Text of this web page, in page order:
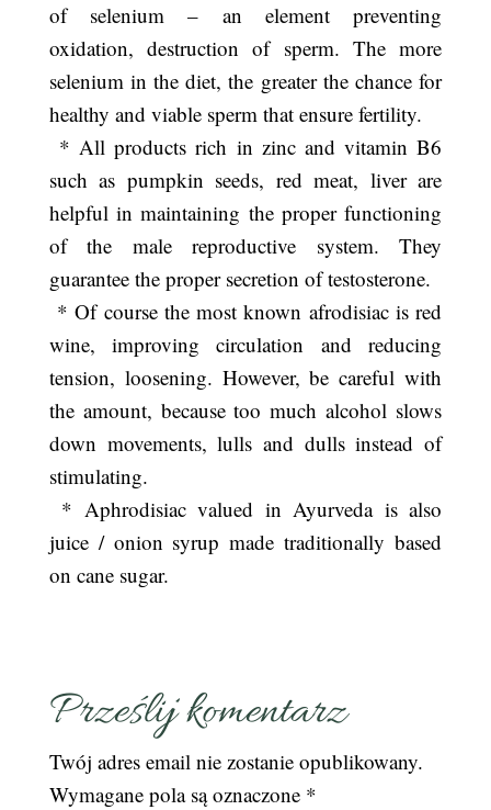
of selenium – an element preventing
oxidation, destruction of sperm. The more
selenium in the diet, the greater the chance for
healthy and viable sperm that ensure fertility.
* All products rich in zinc and vitamin B6
such as pumpkin seeds, red meat, liver are
helpful in maintaining the proper functioning
of the male reproductive system. They
guarantee the proper secretion of testosterone.
* Of course the most known afrodisiac is red
wine, improving circulation and reducing
tension, loosening. However, be careful with
the amount, because too much alcohol slows
down movements, lulls and dulls instead of
stimulating.
* Aphrodisiac valued in Ayurveda is also
juice / onion syrup made traditionally based
on cane sugar.
Prześlij komentarz
Twój adres email nie zostanie opublikowany.
Wymagane pola są oznaczone *